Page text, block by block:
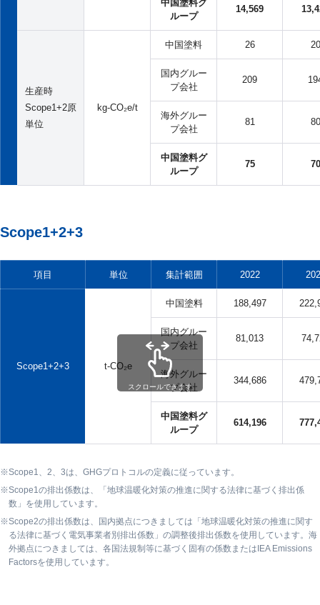
中国塗料グ
ループ
14,569
生産時
Scope1+2原
単位
kg-CO₂e/t
中国塗料 26 20
国内グルー
プ会社
209
海外グルー
プ会社
81 80
中国塗料グ
ループ
75 70
Scope1+2+3
項目 単位 集計範囲 2022
Scope1+2+3 t-CO₂e
中国塗料 188,497
国内グルー
プ会社
81,013
海外グルー
プ会社
344,686
中国塗料グ
ループ
614,196
スクロールできます
Scope1、2、3は、GHGプロトコルの定義に従っています。
Scope1の排出係数は、「地球温暖化対策の推進に関する法律に基づく排出係
数」を使用しています。
Scope2の排出係数は、国内拠点につきましては「地球温暖化対策の推進に関す
る法律に基づく電気事業者別排出係数」の調整後排出係数を使用しています。海
外拠点につきましては、各国法規制等に基づく固有の係数またはIEA Emissions
Factorsを使用しています。